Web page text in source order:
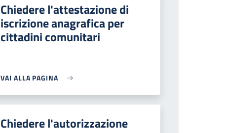
Chiedere l'attestazione di
iscrizione anagrafica per
cittadini comunitari
VAI ALLA PAGINA
Chiedere l'autorizzazione